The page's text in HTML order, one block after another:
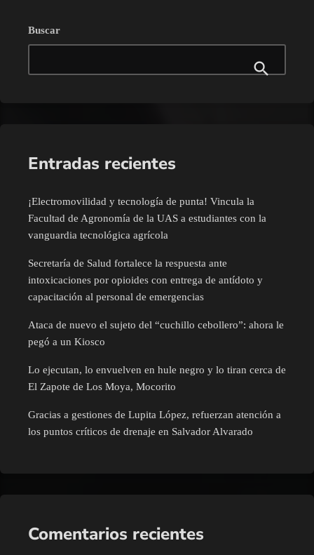
Buscar
Entradas recientes
¡Electromovilidad y tecnología de punta! Vincula la
Facultad de Agronomía de la UAS a estudiantes con la
vanguardia tecnológica agrícola
Secretaría de Salud fortalece la respuesta ante
intoxicaciones por opioides con entrega de antídoto y
capacitación al personal de emergencias
Ataca de nuevo el sujeto del “cuchillo cebollero”: ahora le
pegó a un Kiosco
Lo ejecutan, lo envuelven en hule negro y lo tiran cerca de
El Zapote de Los Moya, Mocorito
Gracias a gestiones de Lupita López, refuerzan atención a
los puntos críticos de drenaje en Salvador Alvarado
Comentarios recientes